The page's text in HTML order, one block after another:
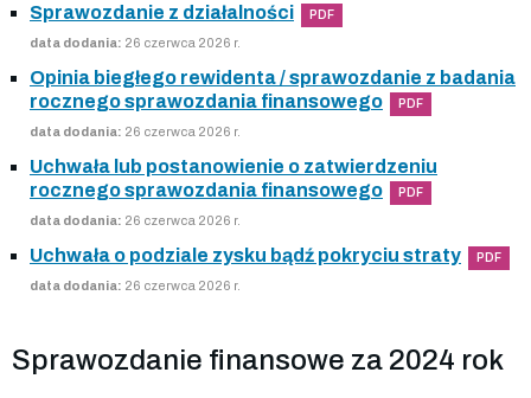
Sprawozdanie z działalności PDF
data dodania: 26 czerwca 2026 r.
Opinia biegłego rewidenta / sprawozdanie z badania
rocznego sprawozdania finansowego
PDF
data dodania: 26 czerwca 2026 r.
Uchwała lub postanowienie o zatwierdzeniu
rocznego sprawozdania finansowego
PDF
data dodania: 26 czerwca 2026 r.
Uchwała o podziale zysku bądź pokryciu straty PDF
data dodania: 26 czerwca 2026 r.
Sprawozdanie finansowe za 2024 rok